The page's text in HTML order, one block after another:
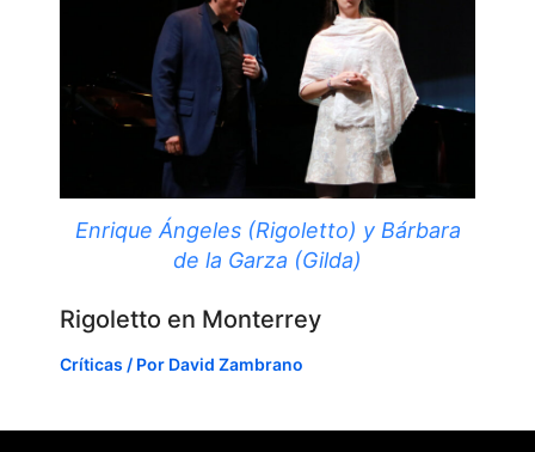
Enrique Ángeles (Rigoletto) y Bárbara
de la Garza (Gilda)
Rigoletto en Monterrey
Críticas / Por David Zambrano